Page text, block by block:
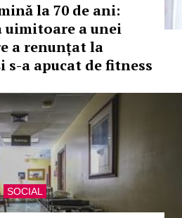
la 70 de ani:
uimitoare a unei
a renunțat la
s-a apucat de fitness
SOCIAL